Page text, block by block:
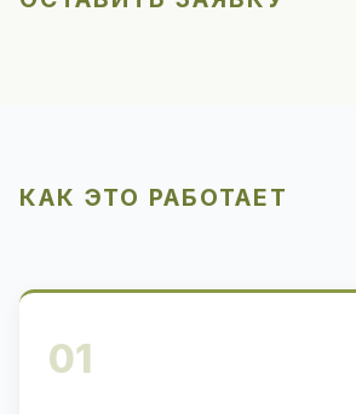
КАК ЭТО РАБОТАЕТ
01